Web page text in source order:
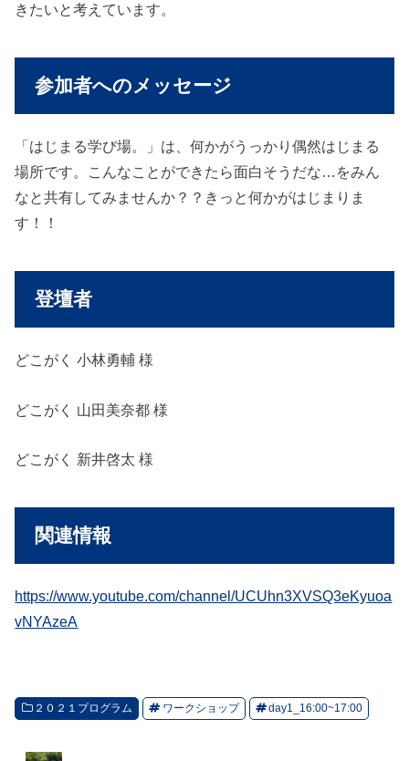
きたいと考えています。
参加者へのメッセージ
「はじまる学び場。」は、何かがうっかり偶然はじまる
場所です。こんなことができたら面白そうだな…をみん
なと共有してみませんか？？きっと何かがはじまりま
す！！
登壇者
どこがく 小林勇輔 様
どこがく 山田美奈都 様
どこがく 新井啓太 様
関連情報
https://www.youtube.com/channel/UCUhn3XVSQ3eKyuoa
vNYAzeA
２０２１プログラム ワークショップ day1_16:00~17:00